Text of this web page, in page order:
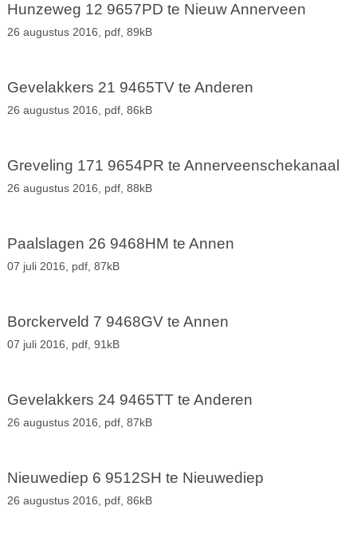
Hunzeweg 12 9657PD te Nieuw Annerveen
26 augustus 2016, pdf, 89kB
Gevelakkers 21 9465TV te Anderen
26 augustus 2016, pdf, 86kB
Greveling 171 9654PR te Annerveenschekanaal
26 augustus 2016, pdf, 88kB
Paalslagen 26 9468HM te Annen
07 juli 2016, pdf, 87kB
Borckerveld 7 9468GV te Annen
07 juli 2016, pdf, 91kB
Gevelakkers 24 9465TT te Anderen
26 augustus 2016, pdf, 87kB
Nieuwediep 6 9512SH te Nieuwediep
26 augustus 2016, pdf, 86kB